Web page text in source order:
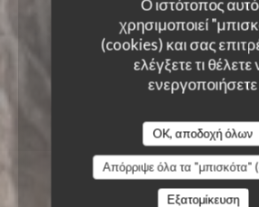
Ο ιστότοπος
χρησιμοποιεί
(cookies) και σας
ελέγξετε τι θέλετε
ενεργοποιήσετε
OK, αποδοχή όλων
Απόρριψε όλα τα "μπισκότα"
Εξατομίκευση